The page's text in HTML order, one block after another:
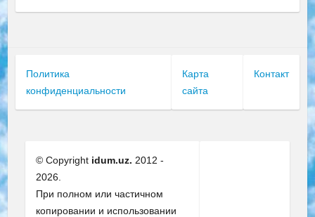
Политика
конфиденциальности
Карта
сайта
Контакт
© Copyright idum.uz. 2012 -
2026.
При полном или частичном
копировании и использовании